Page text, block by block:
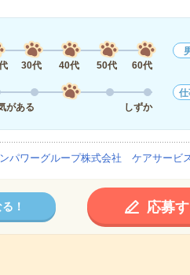
30代 40代 50代 60代
がある
しずか
仕
パワーグループ株式会社 ケアサービ
！ 応募